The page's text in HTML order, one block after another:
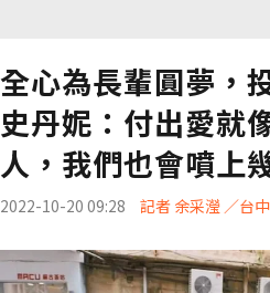
全心為長輩圓夢，
史丹妮：付出愛就
人，我們也會噴上
2022-10-20 09:28 記者 余采瀅 ／台